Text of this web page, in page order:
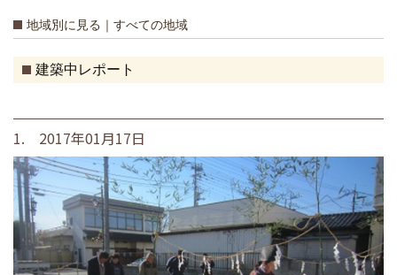
地域別に見る｜すべての地域
建築中レポート
1. 2017年01月17日